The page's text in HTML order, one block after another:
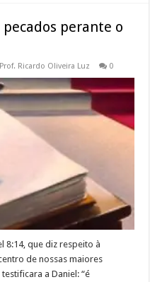
perante o
Prof. Ricardo Oliveira Luz 0
8:14, que diz respeito à
de nossas maiores
a Daniel: “é